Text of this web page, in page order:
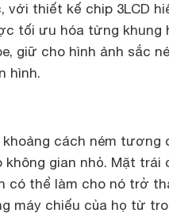
với thiết kế chip 3LCD
tối ưu hóa từng khung
giữ cho hình ảnh sắc
hình.
khoảng cách ném tương
không gian nhỏ. Mặt
có thể làm cho nó trở
máy chiếu của họ từ